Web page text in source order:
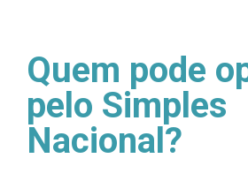
Quem pode
pelo Simples
Nacional?